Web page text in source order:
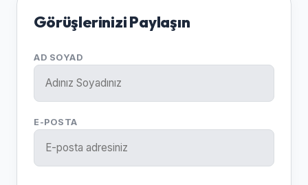
Görüşlerinizi Paylaşın
AD SOYAD
E-POSTA